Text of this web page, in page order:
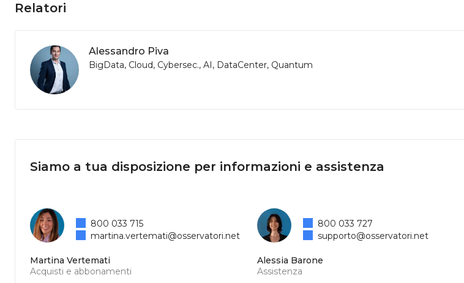
Relatori
Alessandro Piva
BigData, Cloud, Cybersec., AI, DataCenter, Quantum
Siamo a tua disposizione per informazioni e assistenza
Martina Vertemati
Acquisti e abbonamenti
800 033 715
martina.vertemati@osservatori.net
Alessia Barone
Assistenza
800 033 727
supporto@osservatori.net